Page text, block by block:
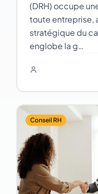
(DRH) occupe
toute entreprise,
stratégique du
englobe la g…
Conseil RH